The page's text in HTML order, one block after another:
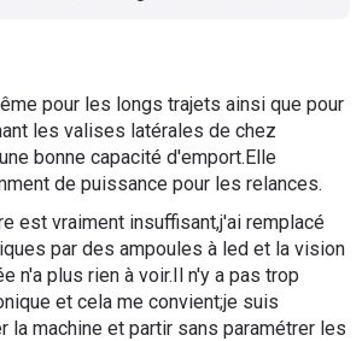
pour les longs trajets ainsi que pour
les valises latérales de chez
bonne capacité d'emport.Elle
de puissance pour les relances.
est vraiment insuffisant,j'ai remplacé
par des ampoules à led et la vision
n'a plus rien à voir.Il n'y a pas trop
et cela me convient;je suis
la machine et partir sans paramétrer les